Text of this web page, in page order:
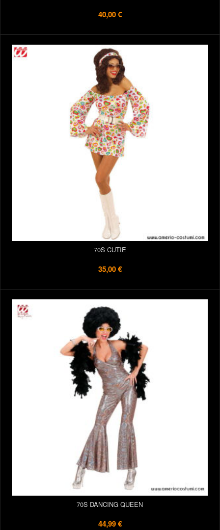
40,00 €
70S CUTIE
35,00 €
70S DANCING QUEEN
44,99 €